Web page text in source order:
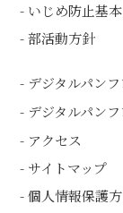
いじめ防止基
部活動方針
デジタルパンフ
デジタルパン
アクセス
サイトマップ
個人情報保護